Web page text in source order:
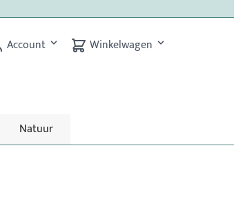
Account Winkelwagen
Natuur